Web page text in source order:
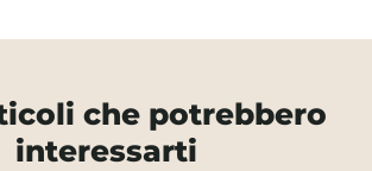
che potrebbero
interessarti